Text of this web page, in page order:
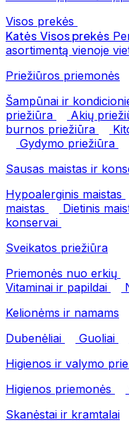
Visos prekės
Katės Visos prekės
asortimentą vienoje
Priežiūros priemonės
Šampūnai ir
priežiūra
Akių
burnos priežiūra
Gydymo priežiūra
Sausas maistas ir
Hypoalerginis maistas
maistas
Dietinis
konservai
Sveikatos priežiūra
Priemonės nuo erkių
Vitaminai ir papildai
Kelionėms ir namams
Dubenėliai
Guoliai
Higienos ir valymo
Higienos priemonės
Skanėstai ir kramtalai